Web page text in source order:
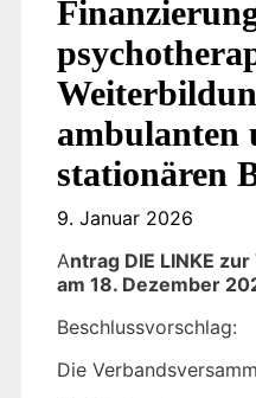
ambulanten
stationären
9. Januar 2026
Antrag DIE LINKE
am 18. Dezember
Beschlussvorschlag:
Die